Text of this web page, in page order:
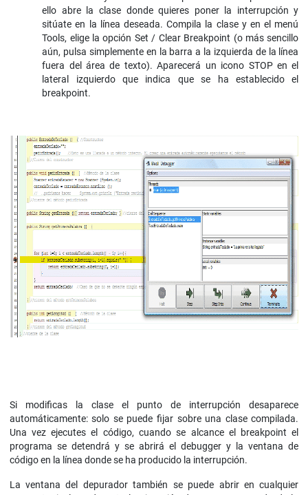
ello abre la clase donde quieres poner la interrupción y
sitúate en la línea deseada. Compila la clase y en el menú
Tools, elige la opción Set / Clear Breakpoint (o más sencillo
aún, pulsa simplemente en la barra a la izquierda de la línea
fuera del área de texto). Aparecerá un icono STOP en el
lateral izquierdo que indica que se ha establecido el
breakpoint.
Si modificas la clase el punto de interrupción desaparece
automáticamente: solo se puede fijar sobre una clase compilada.
Una vez ejecutes el código, cuando se alcance el breakpoint el
programa se detendrá y se abrirá el debugger y la ventana de
código en la línea donde se ha producido la interrupción.
La ventana del depurador también se puede abrir en cualquier